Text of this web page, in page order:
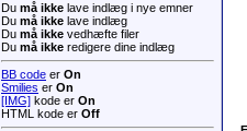
Du må ikke lave indlæg i nye emner
Du må ikke lave indlæg
Du må ikke vedhæfte filer
Du må ikke redigere dine indlæg
BB code er On
Smilies er On
[IMG] kode er On
HTML kode er Off